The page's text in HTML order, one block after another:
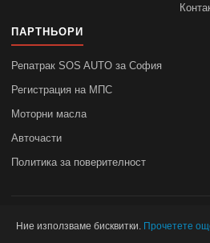
ПАРТНЬОРИ
Репатрак SOS AUTO за София
Регистрация на МПС
Моторни масла
Авточасти
Политика за поверителност
autodata.bg не носи отговорност за
Ние използваме бисквитки. Прочетете